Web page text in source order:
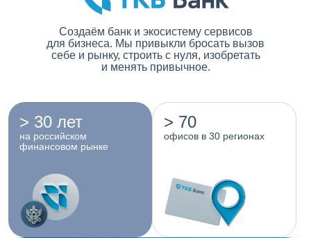
Создаём банк и экосистему сервисов
для бизнеса. Мы привыкли бросать вызов
себе и рынку, строить с нуля, изобретать
и менять привычное.
> 30 лет
на российском
финансовом рынке
> 70
офисов в 30 регионах